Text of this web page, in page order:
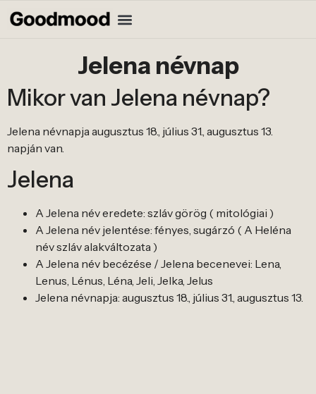
Jelena névnap
Mikor van Jelena névnap?
Jelena névnapja augusztus 18., július 31., augusztus 13.
napján van.
Jelena
A Jelena név eredete: szláv görög ( mitológiai )
A Jelena név jelentése: fényes, sugárzó ( A Heléna
név szláv alakváltozata )
A Jelena név becézése / Jelena becenevei: Lena,
Lenus, Lénus, Léna, Jeli, Jelka, Jelus
Jelena névnapja: augusztus 18., július 31., augusztus 13.